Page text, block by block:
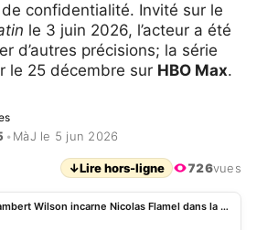
confidentialité. Invité sur le
le 3 juin 2026, l’acteur a été
d’autres précisions; la série
le 25 décembre sur HBO Max.
• MàJ le 5 jun 2026
↓Lire hors-ligne 726vues
Lambert Wilson incarne Nicolas Flamel dans la série Harry Potter